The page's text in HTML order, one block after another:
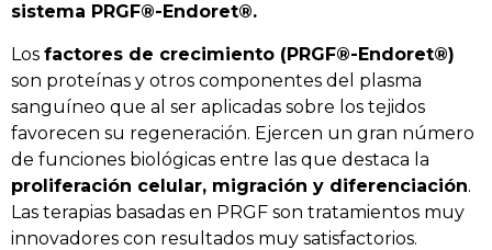
sistema PRGF®-Endoret®.
Los factores de crecimiento (PRGF®-Endoret®)
son proteí­nas y otros componentes del plasma
sanguí­neo que al ser aplicadas sobre los tejidos
favorecen su regeneración. Ejercen un gran número
de funciones biológicas entre las que destaca la
proliferación celular, migración y diferenciación.
Las terapias basadas en PRGF son tratamientos muy
innovadores con resultados muy satisfactorios.